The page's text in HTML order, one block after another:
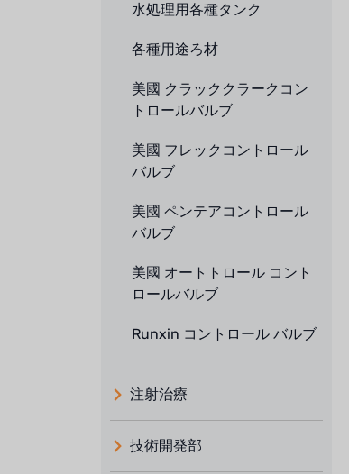
水処理用各種タンク
各種用途ろ材
美國 クラッククラークコン
トロールバルブ
美國 フレックコントロール
バルブ
美國 ペンテアコントロール
バルブ
美國 オートトロール コント
ロールバルブ
Runxin コントロール バルブ
注射治療
技術開発部